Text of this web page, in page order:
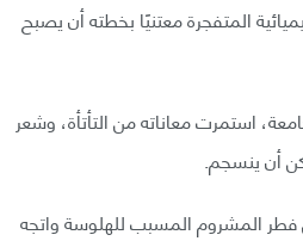
المتفجرة معتنيًا بخطته أن يصبح
استمرت معاناته من التأتأة، وشعر
أن ينسجم.
المشروم المسبب للهلوسة واتجه